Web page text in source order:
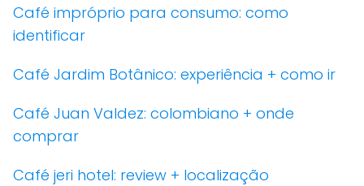
Café impróprio para consumo: como
identificar
Café Jardim Botânico: experiência + como ir
Café Juan Valdez: colombiano + onde
comprar
Café jeri hotel: review + localização